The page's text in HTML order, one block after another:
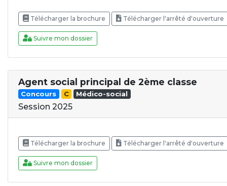
Télécharger la brochure Télécharger l'arrêté d'ouverture
Suivre mon dossier
Agent social principal de 2ème classe
Concours C Médico-social
Session 2025
Télécharger la brochure Télécharger l'arrêté d'ouverture
Suivre mon dossier